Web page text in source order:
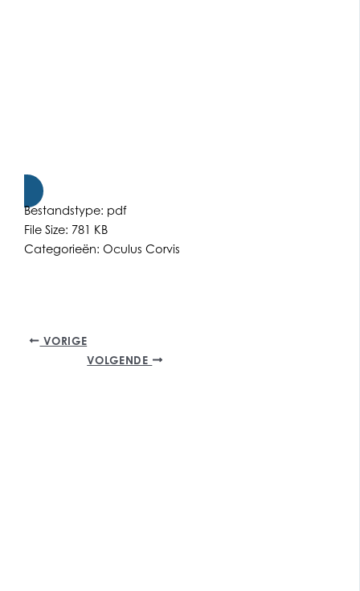
Bestandstype: pdf
File Size: 781 KB
Categorieën:Oculus Corvis
VORIGE
VOLGENDE